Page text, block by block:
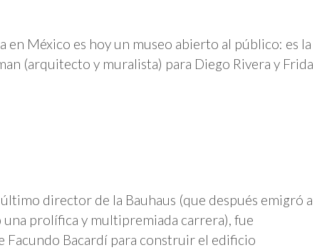
en México es hoy un museo abierto al público: es la
(arquitecto y muralista) para Diego Rivera y Frida
director de la Bauhaus (que después emigró a
una prolífica y multipremiada carrera), fue
Facundo Bacardí para construir el edificio